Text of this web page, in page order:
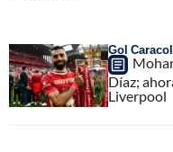
Gol Caracol
Díaz;
Liverpool